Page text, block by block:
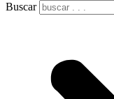
Buscar